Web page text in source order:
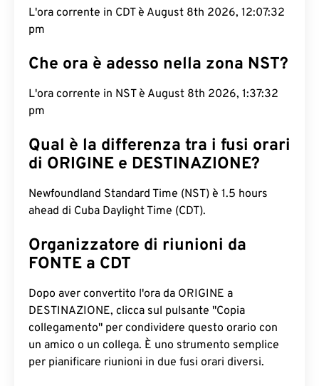
L'ora corrente in CDT è August 8th 2026, 12:07:33
pm
Che ora è adesso nella zona NST?
L'ora corrente in NST è August 8th 2026, 1:37:33
pm
Qual è la differenza tra i fusi orari
di ORIGINE e DESTINAZIONE?
Newfoundland Standard Time (NST) è 1.5 hours
ahead di Cuba Daylight Time (CDT).
Organizzatore di riunioni da
FONTE a CDT
Dopo aver convertito l'ora da ORIGINE a
DESTINAZIONE, clicca sul pulsante "Copia
collegamento" per condividere questo orario con
un amico o un collega. È uno strumento semplice
per pianificare riunioni in due fusi orari diversi.